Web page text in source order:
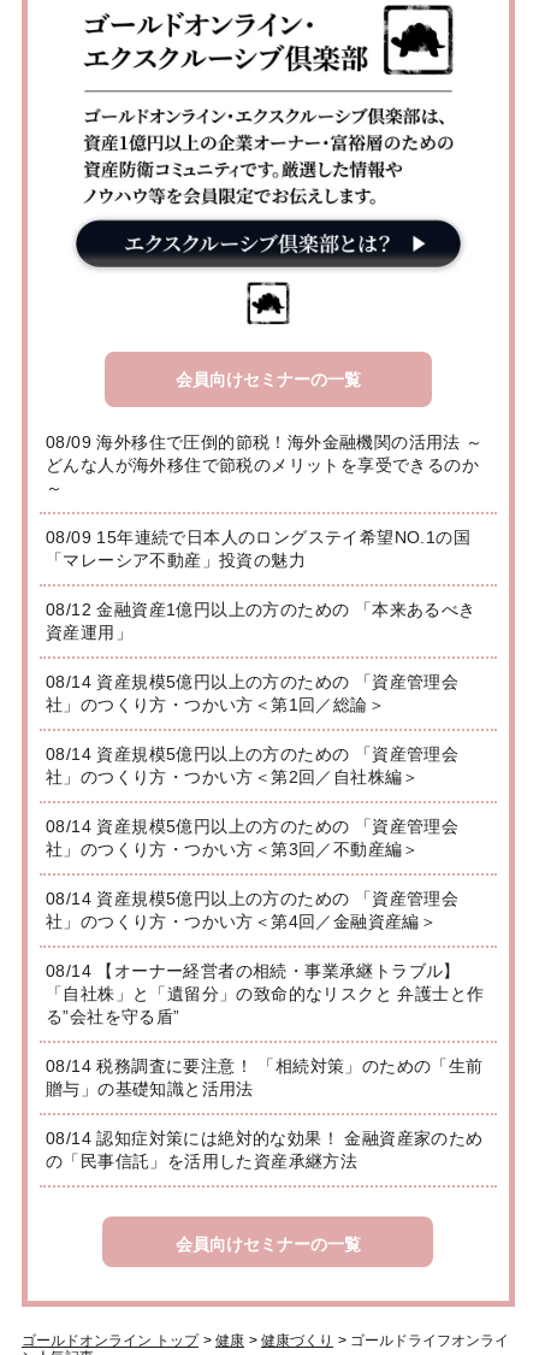
会員向けセミナーの一覧
08/09 海外移住で圧倒的節税！海外金融機関の活用法 ～
どんな人が海外移住で節税のメリットを享受できるのか
～
08/09 15年連続で日本人のロングステイ希望NO.1の国
「マレーシア不動産」投資の魅力
08/12 金融資産1億円以上の方のための 「本来あるべき
資産運用」
08/14 資産規模5億円以上の方のための 「資産管理会
社」のつくり方・つかい方＜第1回／総論＞
08/14 資産規模5億円以上の方のための 「資産管理会
社」のつくり方・つかい方＜第2回／自社株編＞
08/14 資産規模5億円以上の方のための 「資産管理会
社」のつくり方・つかい方＜第3回／不動産編＞
08/14 資産規模5億円以上の方のための 「資産管理会
社」のつくり方・つかい方＜第4回／金融資産編＞
08/14 【オーナー経営者の相続・事業承継トラブル】
「自社株」と「遺留分」の致命的なリスクと 弁護士と作
る”会社を守る盾”
08/14 税務調査に要注意！ 「相続対策」のための「生前
贈与」の基礎知識と活用法
08/14 認知症対策には絶対的な効果！ 金融資産家のため
の「民事信託」を活用した資産承継方法
会員向けセミナーの一覧
ゴールドオンライン トップ > 健康 > 健康づくり > ゴールドライフオンライ